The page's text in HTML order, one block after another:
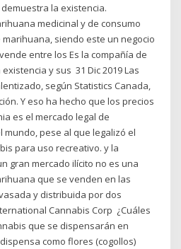
la existencia.
medicinal y de consumo
siendo este un negocio
entre los Es la compañía de
y sus 31 Dic 2019 Las
según Statistics Canada,
Y eso ha hecho que los precios
es el mercado legal de
pese al que legalizó el
para uso recreativo. y la
gran mercado ilícito no es una
que se venden en las
y distribuida por dos
Cannabis Corp ¿Cuáles
que se dispensarán en
como flores (cogollos)